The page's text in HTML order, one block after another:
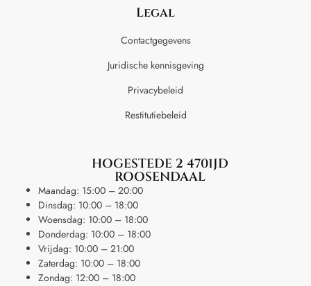
Legal
Contactgegevens
Juridische kennisgeving
Privacybeleid
Restitutiebeleid
HOGESTEDE 2 4701JD
ROOSENDAAL
Maandag: 15:00 – 20:00
Dinsdag: 10:00 – 18:00
Woensdag: 10:00 – 18:00
Donderdag: 10:00 – 18:00
Vrijdag: 10:00 – 21:00
Zaterdag: 10:00 – 18:00
Zondag: 12:00 – 18:00